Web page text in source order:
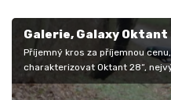
Galerie, Galaxy Oktant
Příjemný kros za příjemnou
charakterizovat Oktant 28“,
jihočeské značky…